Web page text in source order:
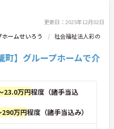
更新日：2025年12月02日
ームせいろう
社会福祉法人彩の
町】グループホームで介
23.0万円程度（諸手当込
万円程度（諸手当込み）